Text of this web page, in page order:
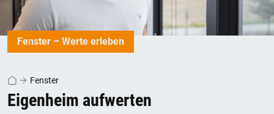
Fenster – Werte erleben
Fenster
Eigenheim aufwerten